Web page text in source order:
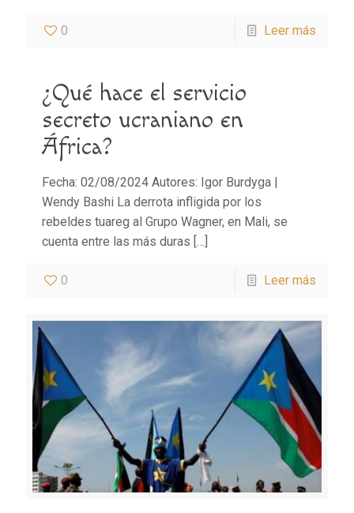
0 Leer más
¿Qué hace el servicio
secreto ucraniano en
África?
Fecha: 02/08/2024 Autores: Igor Burdyga |
Wendy Bashi La derrota infligida por los
rebeldes tuareg al Grupo Wagner, en Mali, se
cuenta entre las más duras […]
0 Leer más